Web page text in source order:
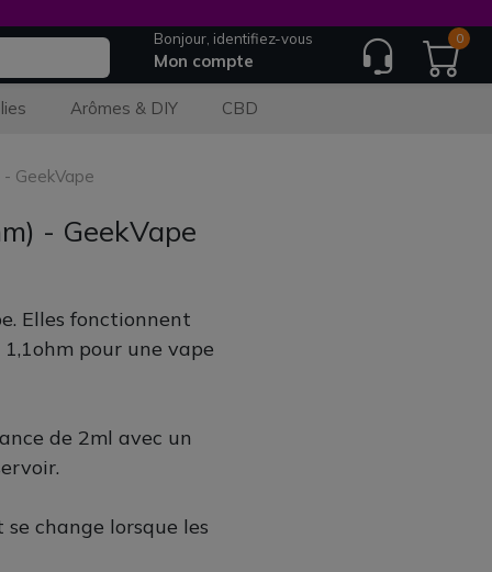
Bonjour, identifiez-vous
Mon compte
0
Arômes & DIY CBD
GeekVape
- GeekVape
Elles fonctionnent
pour une vape
de 2ml avec un
change lorsque les